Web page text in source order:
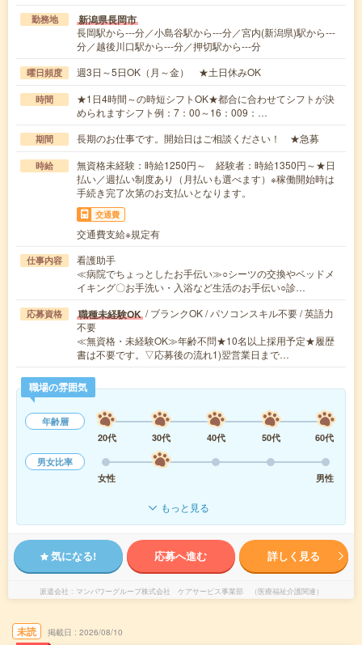
勤務地 新潟県長岡市
長岡駅から---分／小島谷駅から---分／宮内(新潟県)駅から---
分／越後川口駅から---分／押切駅から---分
曜日頻度 週3日～5日OK（月～金） ★土日休みOK
時間
★1日4時間～の時短シフトOK★都合に合わせてシフトが決
められますシフト例：7：00～16：009：…
期間 長期のお仕事です。開始日はご相談ください！ ★急募
時給
無資格未経験：時給1250円～ 経験者：時給1350円～★日
払い／週払い制度あり（月払いも選べます）※稼働開始時は
手続き完了次第のお支払いとなります。
交通費
交通費支給※規定有
仕事内容
看護助手
≪病院でちょっとしたお手伝い≫○シーツの交換やベッドメ
イキング〇お手洗い・入浴など生活のお手伝い○診…
応募資格 職種未経験OK / ブランクOK / パソコンスキル不要 / 英語力
不要
≪無資格・未経験OK≫年齢不問★10名以上採用予定★履歴
書は不要です。▽応募後の流れ1)翌営業日まで…
職場の雰囲気
年齢層
20代
30代 40代 50代
60代
男女比率
女性
男性
もっと見る
気になる! 応募へ進む 詳しく見る
派遣会社 マンパワーグループ株式会社 ケアサービス事業部 （医療福祉介護関連）
未読 掲載日 2026/08/10